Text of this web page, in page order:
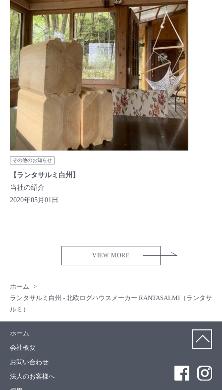
その他のお知らせ
【ランタサルミ白州】
当社の紹介
2020年05月01日
VIEW MORE
ホーム
ランタサルミ白州 - 北欧ログハウスメーカー RANTASALMI（ランタサ
ルミ）
ホーム
会社概要
お問い合わせ
法人のお客様へ